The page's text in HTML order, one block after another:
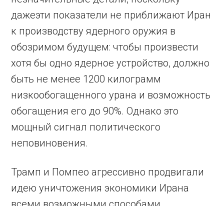
дажеэти показатели не приближают Иран
к производству ядерного оружия в
обозримом будущем: чтобы произвести
хотя бы одно ядерное устройство, должно
быть не менее 1200 килограмм
низкообогащенного урана и возможность
обогащения его до 90%. Однако это
мощный сигнал политического
неповиновения.
Трамп и Помпео агрессивно продвигали
идею уничтожения экономики Ирана